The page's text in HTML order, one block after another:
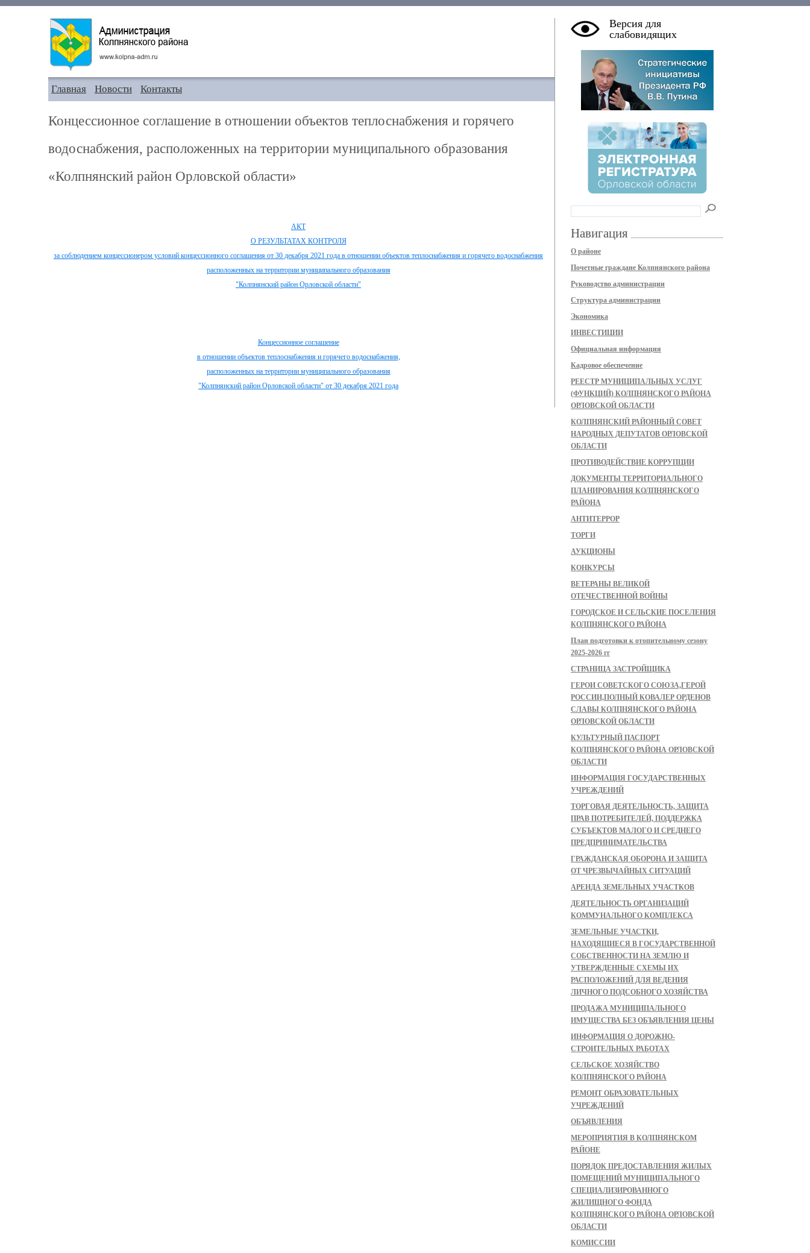
Главная Новости Контакты
Концессионное соглашение в отношении объектов теплоснабжения и горячего
водоснабжения, расположенных на территории муниципального образования
«Колпнянский район Орловской области»
АКТ
О РЕЗУЛЬТАТАХ КОНТРОЛЯ
за соблюдением концессионером условий концессионного соглашения от 30 декабря 2021 года в отношении объектов теплоснабжения и горячего водоснабжения
расположенных на территории муниципального образования
"Колпнянский район Орловской области"
Концессионное соглашение
в отношении объектов теплоснабжения и горячего водоснабжения,
расположенных на территории муниципального образования
"Колпнянский район Орловской области" от 30 декабря 2021 года
Версия для
слабовидящих
Навигация
О районе
Почетные граждане Колпнянского района
Руководство администрации
Структура администрации
Экономика
ИНВЕСТИЦИИ
Официальная информация
Кадровое обеспечение
РЕЕСТР МУНИЦИПАЛЬНЫХ УСЛУГ
(ФУНКЦИЙ) КОЛПНЯНСКОГО РАЙОНА
ОРЛОВСКОЙ ОБЛАСТИ
КОЛПНЯНСКИЙ РАЙОННЫЙ СОВЕТ
НАРОДНЫХ ДЕПУТАТОВ ОРЛОВСКОЙ
ОБЛАСТИ
ПРОТИВОДЕЙСТВИЕ КОРРУПЦИИ
ДОКУМЕНТЫ ТЕРРИТОРИАЛЬНОГО
ПЛАНИРОВАНИЯ КОЛПНЯНСКОГО
РАЙОНА
АНТИТЕРРОР
ТОРГИ
АУКЦИОНЫ
КОНКУРСЫ
ВЕТЕРАНЫ ВЕЛИКОЙ
ОТЕЧЕСТВЕННОЙ ВОЙНЫ
ГОРОДСКОЕ И СЕЛЬСКИЕ ПОСЕЛЕНИЯ
КОЛПНЯНСКОГО РАЙОНА
План подготовки к отопительному сезону
2025-2026 гг
СТРАНИЦА ЗАСТРОЙЩИКА
ГЕРОИ СОВЕТСКОГО СОЮЗА,ГЕРОЙ
РОССИИ,ПОЛНЫЙ КОВАЛЕР ОРДЕНОВ
СЛАВЫ КОЛПНЯНСКОГО РАЙОНА
ОРЛОВСКОЙ ОБЛАСТИ
КУЛЬТУРНЫЙ ПАСПОРТ
КОЛПНЯНСКОГО РАЙОНА ОРЛОВСКОЙ
ОБЛАСТИ
ИНФОРМАЦИЯ ГОСУДАРСТВЕННЫХ
УЧРЕЖДЕНИЙ
ТОРГОВАЯ ДЕЯТЕЛЬНОСТЬ, ЗАЩИТА
ПРАВ ПОТРЕБИТЕЛЕЙ, ПОДДЕРЖКА
СУБЪЕКТОВ МАЛОГО И СРЕДНЕГО
ПРЕДПРИНИМАТЕЛЬСТВА
ГРАЖДАНСКАЯ ОБОРОНА И ЗАЩИТА
ОТ ЧРЕЗВЫЧАЙНЫХ СИТУАЦИЙ
АРЕНДА ЗЕМЕЛЬНЫХ УЧАСТКОВ
ДЕЯТЕЛЬНОСТЬ ОРГАНИЗАЦИЙ
КОММУНАЛЬНОГО КОМПЛЕКСА
ЗЕМЕЛЬНЫЕ УЧАСТКИ,
НАХОДЯЩИЕСЯ В ГОСУДАРСТВЕННОЙ
СОБСТВЕННОСТИ НА ЗЕМЛЮ И
УТВЕРЖДЕННЫЕ СХЕМЫ ИХ
РАСПОЛОЖЕНИЙ ДЛЯ ВЕДЕНИЯ
ЛИЧНОГО ПОДСОБНОГО ХОЗЯЙСТВА
ПРОДАЖА МУНИЦИПАЛЬНОГО
ИМУЩЕСТВА БЕЗ ОБЪЯВЛЕНИЯ ЦЕНЫ
ИНФОРМАЦИЯ О ДОРОЖНО-
СТРОИТЕЛЬНЫХ РАБОТАХ
СЕЛЬСКОЕ ХОЗЯЙСТВО
КОЛПНЯНСКОГО РАЙОНА
РЕМОНТ ОБРАЗОВАТЕЛЬНЫХ
УЧРЕЖДЕНИЙ
ОБЪЯВЛЕНИЯ
МЕРОПРИЯТИЯ В КОЛПНЯНСКОМ
РАЙОНЕ
ПОРЯДОК ПРЕДОСТАВЛЕНИЯ ЖИЛЫХ
ПОМЕЩЕНИЙ МУНИЦИПАЛЬНОГО
СПЕЦИАЛИЗИРОВАННОГО
ЖИЛИЩНОГО ФОНДА
КОЛПНЯНСКОГО РАЙОНА ОРЛОВСКОЙ
ОБЛАСТИ
КОМИССИИ